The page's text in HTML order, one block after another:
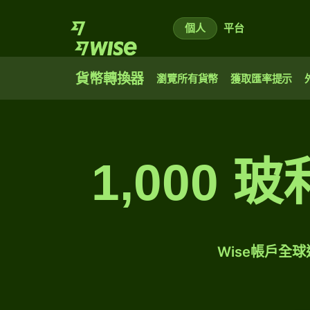
個人 平台
貨幣轉換器 瀏覽所有貨幣 獲取匯率提示
1,000 玻
Wise帳戶全球